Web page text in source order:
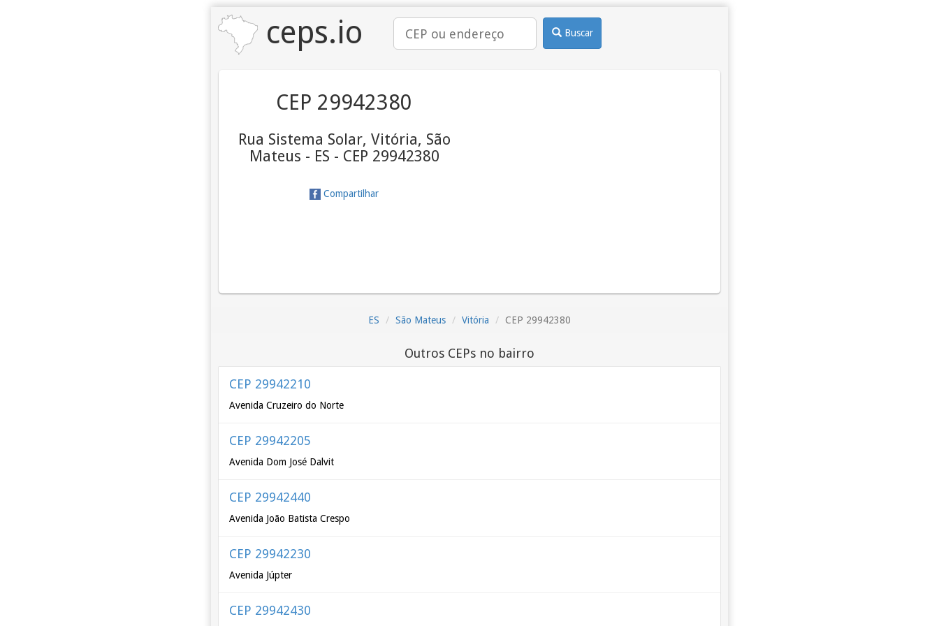
ceps.io Buscar
CEP 29942380
Rua Sistema Solar, Vitória, São
Mateus - ES - CEP 29942380
Compartilhar
ES São Mateus Vitória CEP 29942380
Outros CEPs no bairro
CEP 29942210
Avenida Cruzeiro do Norte
CEP 29942205
Avenida Dom José Dalvit
CEP 29942440
Avenida João Batista Crespo
CEP 29942230
Avenida Júpter
CEP 29942430